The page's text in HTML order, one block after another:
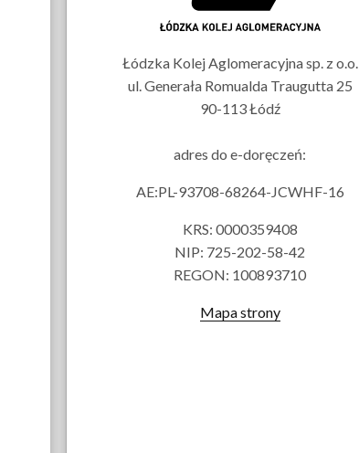
Łódzka Kolej Aglomeracyjna sp. z o.o.
ul. Generała Romualda Traugutta 25
90-113 Łódź
adres do e-doręczeń:
AE:PL-93708-68264-JCWHF-16
KRS: 0000359408
NIP: 725-202-58-42
REGON: 100893710
Mapa strony